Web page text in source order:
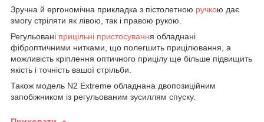
Зручна й ергономічна прикладка з пістолетною ручкою дає
змогу стріляти як лівою, так і правою рукою.
Регульовані прицільні пристосування обладнані
фіброптичними нитками, що полегшить прицілювання, а
можливість кріплення оптичного прицілу ще більше підвищить
якість і точність вашої стрільби.
Також модель N2 Extreme обладнана двопозиційним
запобіжником із регульованим зусиллям спуску.